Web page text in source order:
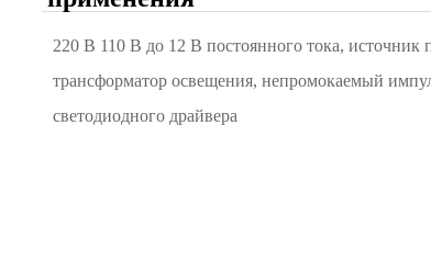
220 В 110 В до 12 В постоянного тока,
трансформатор освещения, непромокаемый
светодиодного драйвера